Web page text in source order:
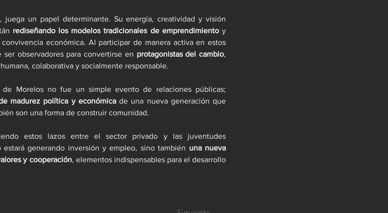
juega un papel determinante. Su energía, creatividad y visión
rediseñando los modelos tradicionales de emprendimiento y
económica. Al participar de manera activa en estos
observadores para convertirse en protagonistas del cambio,
colaborativa y socialmente responsable.
Morelos no fue un simple evento de relaciones públicas;
madurez política y económica de una nueva generación que
son una forma de construir comunidad.
estos lazos entre el sector privado y las juventudes
generando inversión y empleo, sino también una nueva
y cooperación, elementos indispensables para el desarrollo